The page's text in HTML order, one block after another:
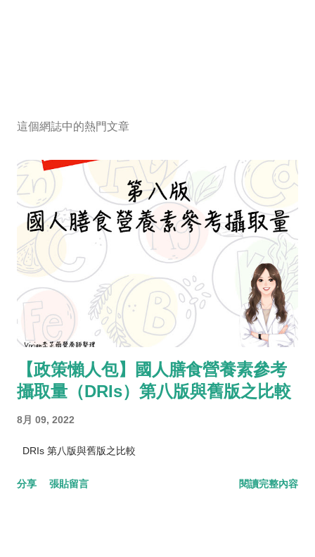
這個網誌中的熱門文章
【政策懶人包】國人膳食營養素參考
攝取量（DRIs）第八版與舊版之比較
8月 09, 2022
DRIs 第八版與舊版之比較
分享 張貼留言 閱讀完整內容